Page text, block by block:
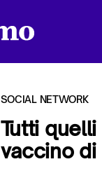
SOCIAL NETWORK
Tutti
vaccino di